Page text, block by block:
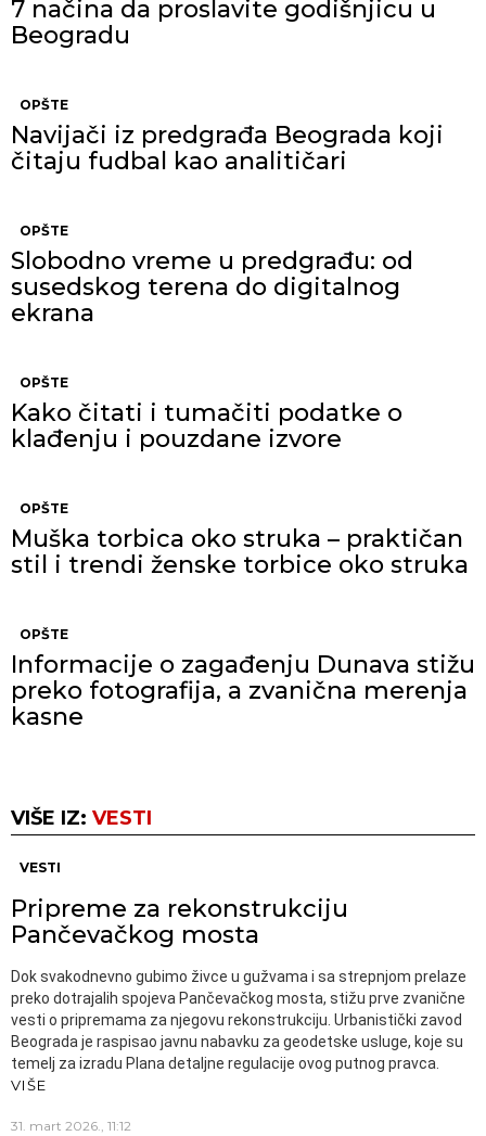
7 načina da proslavite godišnjicu u
Beogradu
OPŠTE
Navijači iz predgrađa Beograda koji
čitaju fudbal kao analitičari
OPŠTE
Slobodno vreme u predgrađu: od
susedskog terena do digitalnog
ekrana
OPŠTE
Kako čitati i tumačiti podatke o
klađenju i pouzdane izvore
OPŠTE
Muška torbica oko struka – praktičan
stil i trendi ženske torbice oko struka
OPŠTE
Informacije o zagađenju Dunava stižu
preko fotografija, a zvanična merenja
kasne
VIŠE IZ: VESTI
VESTI
Pripreme za rekonstrukciju
Pančevačkog mosta
Dok svakodnevno gubimo živce u gužvama i sa strepnjom prelaze
preko dotrajalih spojeva Pančevačkog mosta, stižu prve zvanične
vesti o pripremama za njegovu rekonstrukciju. Urbanistički zavod
Beograda je raspisao javnu nabavku za geodetske usluge, koje su
temelj za izradu Plana detaljne regulacije ovog putnog pravca.
VIŠE
31. mart 2026., 11:12